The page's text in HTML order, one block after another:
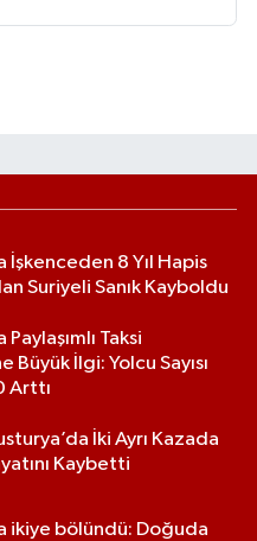
İşkenceden 8 Yıl Hapis
Suriyeli Sanık Kayboldu
Paylaşımlı Taksi
Büyük İlgi: Yolcu Sayısı
Arttı
İki Ayrı Kazada
Kaybetti
ikiye bölündü: Doğuda